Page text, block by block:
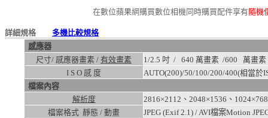
在數位蘋果網購買數位相機同時購買配件享有隨機
詳細規格
多機比較規格
感應器
尺寸/ 感應器畫素 / 有效畫素 1/2.5 吋 / 640 萬畫素 /600 萬畫素
I S O 感 度
AUTO(200)/50/100/200/400(相當於
檔案內容
解析度
2816×2112、2048×1536、
檔案格式 靜態 / 動畫
JPEG (Exif 2.1) / AVI檔案Motion